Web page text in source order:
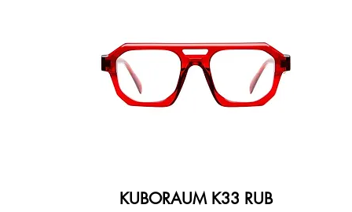
KUBORAUM K33 RUB